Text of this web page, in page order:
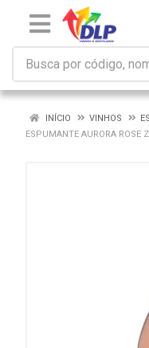
INÍCIO VINHOS
ESPUMANTE AURORA ROSE